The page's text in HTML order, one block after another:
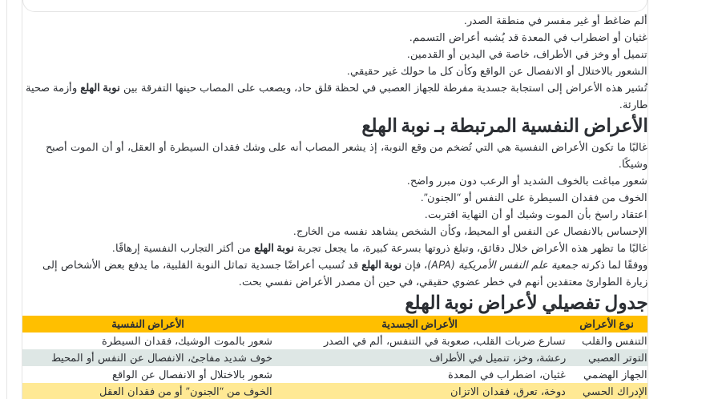
ألم ضاغط أو غير مفسر في منطقة الصدر.
غثيان أو اضطراب في المعدة قد يُشبه أعراض التسمم.
تنميل أو وخز في الأطراف، خاصة في اليدين أو القدمين.
الشعور بالاختلال أو الانفصال عن الواقع وكأن كل ما حولك غير حقيقي.
تُشير هذه الأعراض إلى استجابة جسدية مفرطة للجهاز العصبي في لحظة قلق حاد، ويصعب على المصاب حينها التفرقة بين نوبة الهلع وأزمة صحية
طارئة.
الأعراض النفسية المرتبطة بـنوبة الهلع
غالبًا ما تكون الأعراض النفسية هي التي تُضخم من وقع النوبة، إذ يشعر المصاب أنه على وشك فقدان السيطرة أو العقل، أو أن الموت أصبح
وشيكًا.
شعور مباغت بالخوف الشديد أو الرعب دون مبرر واضح.
الخوف من فقدان السيطرة على النفس أو “الجنون”.
اعتقاد راسخ بأن الموت وشيك أو أن النهاية اقتربت.
الإحساس بالانفصال عن النفس أو المحيط، وكأن الشخص يشاهد نفسه من الخارج.
غالبًا ما تظهر هذه الأعراض خلال دقائق، وتبلغ ذروتها بسرعة كبيرة، ما يجعل تجربة نوبة الهلع من أكثر التجارب النفسية إرهاقًا.
ووفقًا لما ذكرته جمعية علم النفس الأمريكية (APA) ، فإن نوبة الهلع قد تُسبب أعراضًا جسدية تماثل النوبة القلبية، ما يدفع بعض الأشخاص إلى
زيارة الطوارئ معتقدين أنهم في خطر عضوي حقيقي، في حين أن مصدر الأعراض نفسي بحت.
جدول تفصيلي لأعراض نوبة الهلع
نوع الأعراض الأعراض الجسدية
الأعراض النفسية
التنفس والقلب
تسارع ضربات القلب، صعوبة في التنفس، ألم في الصدر
شعور بالموت الوشيك، فقدان السيطرة
التوتر العصبي
رعشة، وخز، تنميل في الأطراف
خوف شديد مفاجئ، الانفصال عن النفس أو المحيط
الجهاز الهضمي
غثيان، اضطراب في المعدة
شعور بالاختلال أو الانفصال عن الواقع
الإدراك الحسي
دوخة، تعرق، فقدان الاتزان
الخوف من “الجنون” أو من فقدان العقل